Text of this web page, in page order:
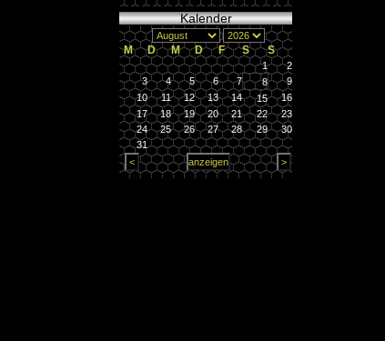
Kalender
M D M D F S S
1
2
3
4 5 6 7 8
9
10
11 12 13 14 15
16
17
18 19 20 21 22
23
24
25 26 27 28 29
30
31